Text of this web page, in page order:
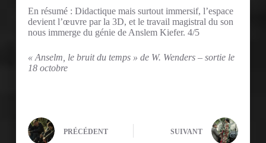
En résumé : Didactique mais surtout immersif, l’espace
devient l’œuvre par la 3D, et le travail magistral du son
nous immerge du génie de Anslem Kiefer. 4/5
« Anselm, le bruit du temps » de W. Wenders – sortie le
18 octobre
PRÉCÉDENT SUIVANT